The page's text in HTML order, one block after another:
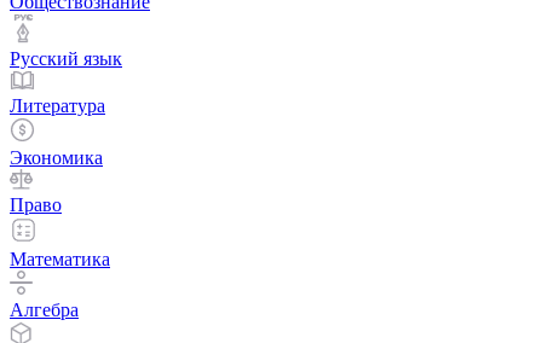
Русский язык
Литература
Экономика
Право
Математика
Алгебра